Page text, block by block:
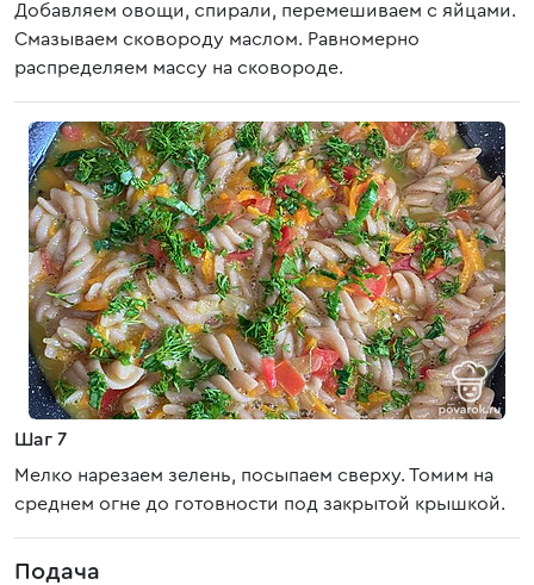
Добавляем овощи, спирали, перемешиваем с яйцами.
Смазываем сковороду маслом. Равномерно
распределяем массу на сковороде.
Шаг 7
Мелко нарезаем зелень, посыпаем сверху. Томим на
среднем огне до готовности под закрытой крышкой.
Подача